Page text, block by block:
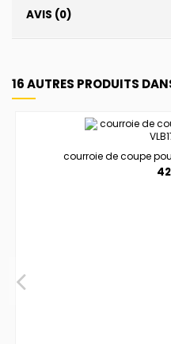
AVIS (0)
16 AUTRES PRODUITS
courroie de coupe